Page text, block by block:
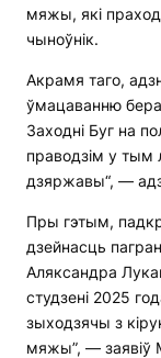
мяжы, які
чыноўнік.
Акрамя таго,
ўмацаванню
Заходні Буг на
праводзім у тым
дзяржавы“, —
Пры гэтым,
дзейнасць
Аляксандра
студзені 2025
зыходзячы з
мяжы”, — заявіў